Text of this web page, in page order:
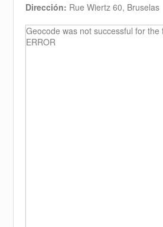
Dirección: Rue Wiertz 60, Bruselas
Geocode was not successful for the
ERROR